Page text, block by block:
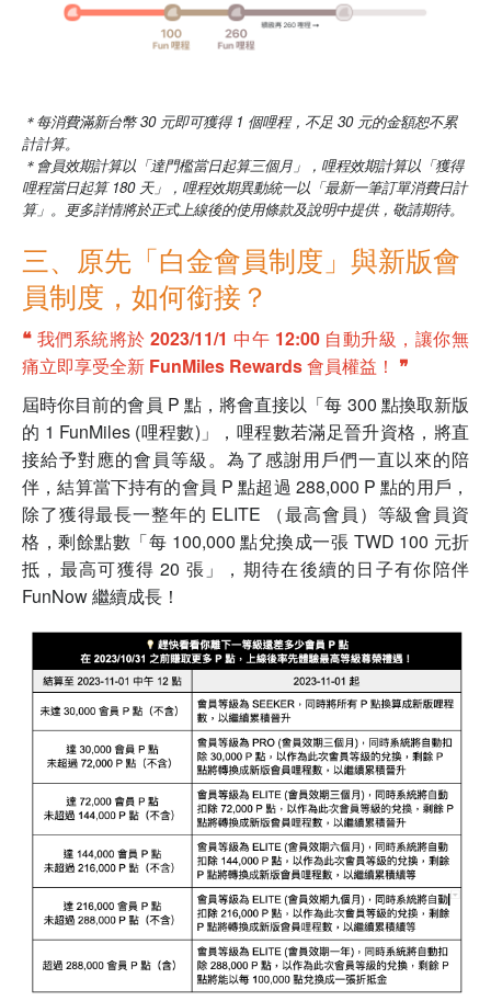
＊每消費滿新台幣 30 元即可獲得 1 個哩程，不足 30 元的金額恕不累
計計算。
＊會員效期計算以「達門檻當日起算三個月」，哩程效期計算以「獲得
哩程當日起算 180 天」，哩程效期異動統一以「最新一筆訂單消費日計
算」。更多詳情將於正式上線後的使用條款及說明中提供，敬請期待。
三、原先「白金會員制度」與新版會
員制度，如何銜接？
❝ 我們系統將於 2023/11/1 中午 12:00 自動升級，讓你無
痛立即享受全新 FunMiles Rewards 會員權益！ ❞
屆時你目前的會員 P 點，將會直接以「每 300 點換取新版
的 1 FunMiles (哩程數)」，哩程數若滿足晉升資格，將直
接給予對應的會員等級。為了感謝用戶們一直以來的陪
伴，結算當下持有的會員 P 點超過 288,000 P 點的用戶，
除了獲得最長一整年的 ELITE （最高會員）等級會員資
格，剩餘點數「每 100,000 點兌換成一張 TWD 100 元折
抵，最高可獲得 20 張」，期待在後續的日子有你陪伴
FunNow 繼續成長！